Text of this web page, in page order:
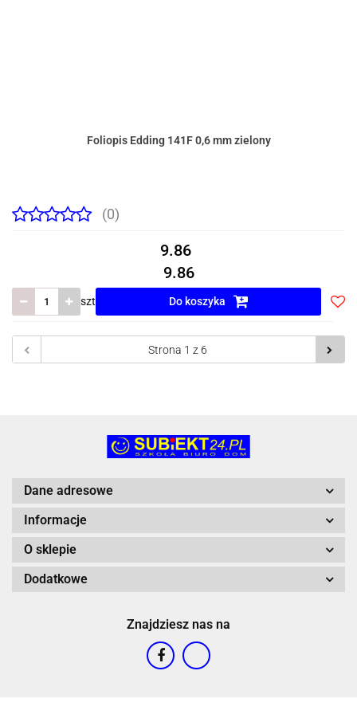
Foliopis Edding 141F 0,6 mm zielony
(0)
9.86
9.86
szt Do koszyka
Dane adresowe
Informacje
O sklepie
Dodatkowe
Znajdziesz nas na